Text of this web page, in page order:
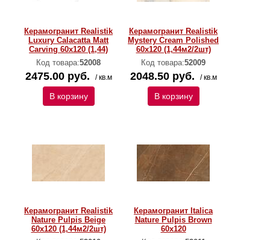
Керамогранит Realistik
Luxury Calacatta Matt
Carving 60x120 (1,44)
Код товара:52008
2475.00 руб. / кв.м
В корзину
Керамогранит Realistik
Mystery Cream Polished
60х120 (1,44м2/2шт)
Код товара:52009
2048.50 руб. / кв.м
В корзину
Керамогранит Realistik
Nature Pulpis Beige
60x120 (1,44м2/2шт)
Керамогранит Italica
Nature Pulpis Brown
60x120